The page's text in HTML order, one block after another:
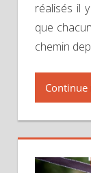
réalisés il
que
chemin
Continue